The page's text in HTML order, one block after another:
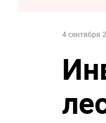
4 сентября